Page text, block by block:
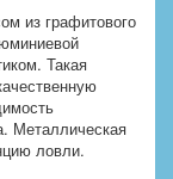
из графитового
Такая
Металлическая
ловли.